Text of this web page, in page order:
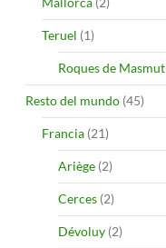
Teruel (1)
Roques de Masmut
Resto del mundo (45)
Francia (21)
Ariège (2)
Cerces (2)
Dévoluy (2)